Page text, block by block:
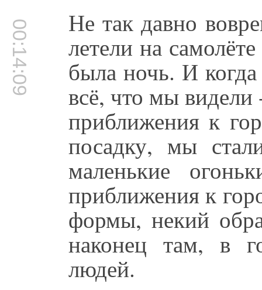
00:14:09 Не так давно
летели на
была ночь. И
всё, что мы
приближения к
посадку, мы
маленькие
приближения к
формы, некий
наконец там, в
людей.